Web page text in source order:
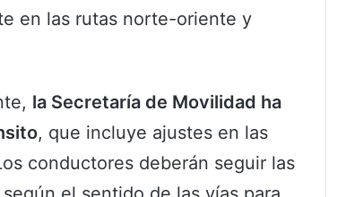
en las rutas norte-oriente y
la Secretaría de Movilidad ha
, que incluye ajustes en las
conductores deberán seguir las